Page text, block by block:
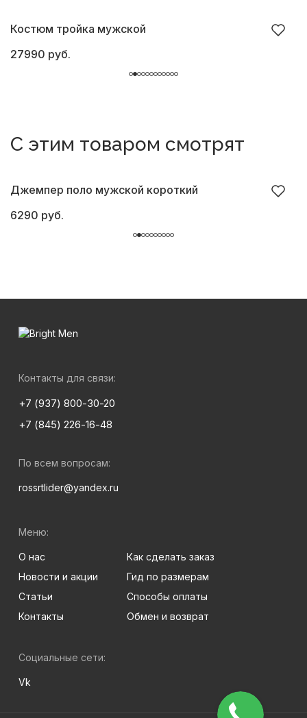
Костюм тройка мужской
27990 руб.
С этим товаром смотрят
Джемпер поло мужской короткий
6290 руб.
Контакты для связи:
+7 (937) 800-30-20
+7 (845) 226-16-48
По всем вопросам:
rossrtlider@yandex.ru
Меню:
О нас
Новости и акции
Статьи
Контакты
Как сделать заказ
Гид по размерам
Способы оплаты
Обмен и возврат
Социальные сети:
Vk